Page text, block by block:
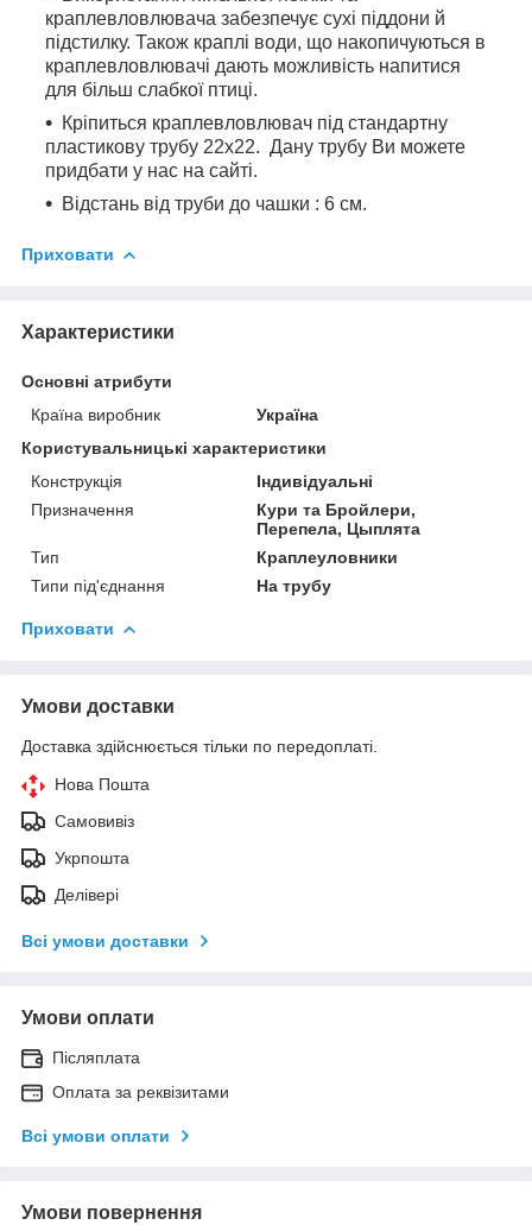
краплевловлювача забезпечує сухі піддони й
підстилку. Також краплі води, що накопичуються в
краплевловлювачі дають можливість напитися
для більш слабкої птиці.
Кріпиться краплевловлювач під стандартну
пластикову трубу 22х22. Дану трубу Ви можете
придбати у нас на сайті.
Відстань від труби до чашки : 6 см.
Приховати
Характеристики
Основні атрибути
Країна виробник
Україна
Користувальницькі характеристики
Конструкція
Індивідуальні
Призначення
Кури та Бройлери,
Перепела, Цыплята
Тип
Краплеуловники
Типи під'єднання
На трубу
Приховати
Умови доставки
Доставка здійснюється тільки по передоплаті.
Нова Пошта
Самовивіз
Укрпошта
Делівері
Всі умови доставки
Умови оплати
Післяплата
Оплата за реквізитами
Всі умови оплати
Умови повернення